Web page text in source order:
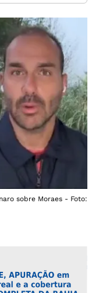
sobre Moraes - Foto: